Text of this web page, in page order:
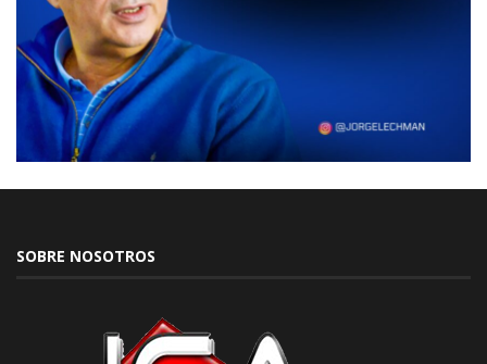
SOBRE NOSOTROS